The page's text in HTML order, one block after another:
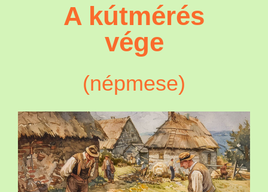
A kútmérés
vége
(népmese)